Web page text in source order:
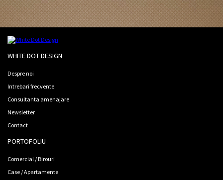
WHITE DOT DESIGN
Despre noi
Intrebari frecvente
Consultanta amenajare
Newsletter
Contact
PORTOFOLIU
Comercial / Birouri
Case / Apartamente